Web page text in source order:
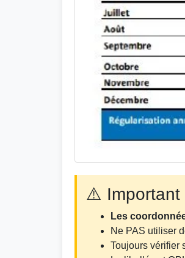
⚠️ Important
Les
Ne PAS utiliser
Toujours vérifier